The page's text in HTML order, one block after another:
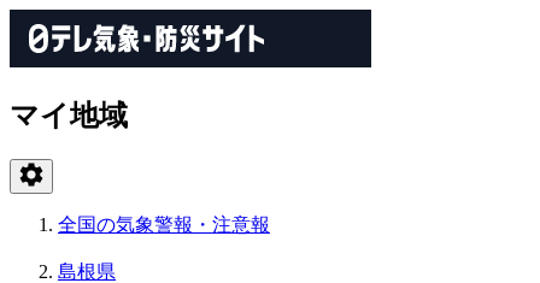
マイ地域
全国の気象警報・注意報
島根県